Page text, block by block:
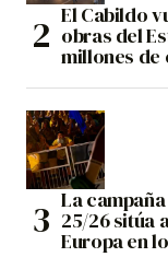
El Cabildo
obras del
millones de
La
25/26 sitúa
Europa en